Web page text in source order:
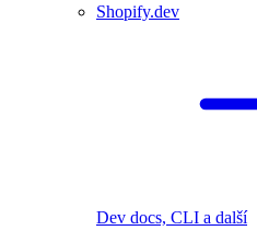
Shopify.dev
Dev docs, CLI a další